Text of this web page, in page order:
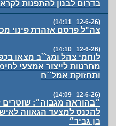
בדרום לבנון להתפנות
(12-6-26 14:11)
צה"ל פרסם אזהרת פינוי
(12-6-26 14:10)
לוחמי צהל ומג``ב מצאו
מחרטות לייצור אמצעי
ותחזוקת אמל``ח
(12-6-26 14:09)
‏״בהוראה מגבוה״:
להכנס למצעד הגאווה
בן גביר״